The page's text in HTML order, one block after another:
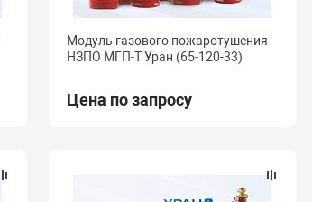
Модуль газового пожаротушения
НЗПО МГП-Т Уран (65-120-33)
Цена по запросу